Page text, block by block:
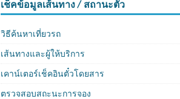
เช็คข้อมูลเส้นทาง / สถานะตั๋ว
วิธีค้นหาเที่ยวรถ
เส้นทางและผู้ให้บริการ
เคาน์เตอร์เช็คอินตั๋วโดยสาร
ตรวจสอบสถะนะการจอง